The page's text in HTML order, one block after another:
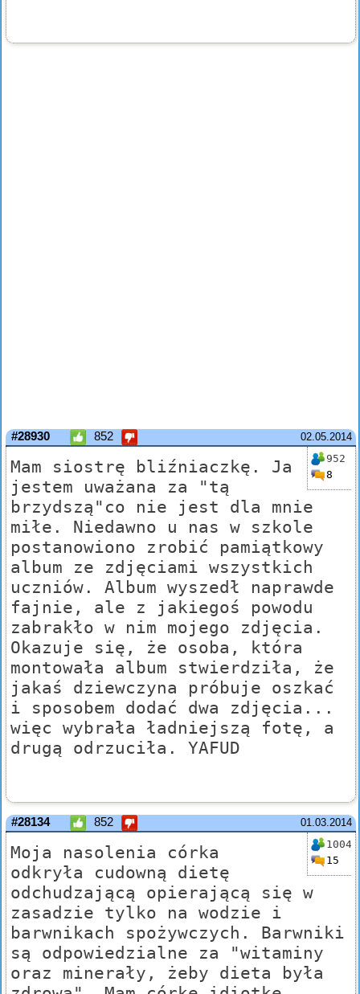
02.05.2014
#28930 852
952
8
Mam siostrę bliźniaczkę. Ja
jestem uważana za "tą
brzydszą"co nie jest dla mnie
miłe. Niedawno u nas w szkole
postanowiono zrobić pamiątkowy
album ze zdjęciami wszystkich
uczniów. Album wyszedł naprawde
fajnie, ale z jakiegoś powodu
zabrakło w nim mojego zdjęcia.
Okazuje się, że osoba, która
montowała album stwierdziła, że
jakaś dziewczyna próbuje oszkać
i sposobem dodać dwa zdjęcia...
więc wybrała ładniejszą fotę, a
drugą odrzuciła. YAFUD
01.03.2014
#28134 852
1004
15
Moja nasolenia córka
odkryła cudowną dietę
odchudzającą opierającą się w
zasadzie tylko na wodzie i
barwnikach spożywczych. Barwniki
są odpowiedzialne za "witaminy
oraz minerały, żeby dieta była